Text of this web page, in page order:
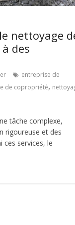
nettoyage
des
entreprise de
de copropriété,
tâche complexe,
rigoureuse et des
ces services, le